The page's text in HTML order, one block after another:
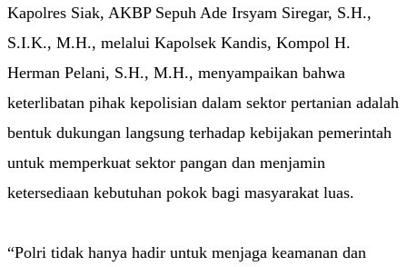
Kapolres Siak, AKBP Sepuh Ade Irsyam Siregar, S.H.,
S.I.K., M.H., melalui Kapolsek Kandis, Kompol H.
Herman Pelani, S.H., M.H., menyampaikan bahwa
keterlibatan pihak kepolisian dalam sektor pertanian adalah
bentuk dukungan langsung terhadap kebijakan pemerintah
untuk memperkuat sektor pangan dan menjamin
ketersediaan kebutuhan pokok bagi masyarakat luas.
“Polri tidak hanya hadir untuk menjaga keamanan dan